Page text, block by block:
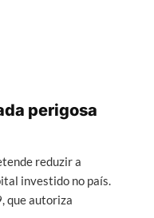
perigosa
reduzir a
investido no país.
que autoriza